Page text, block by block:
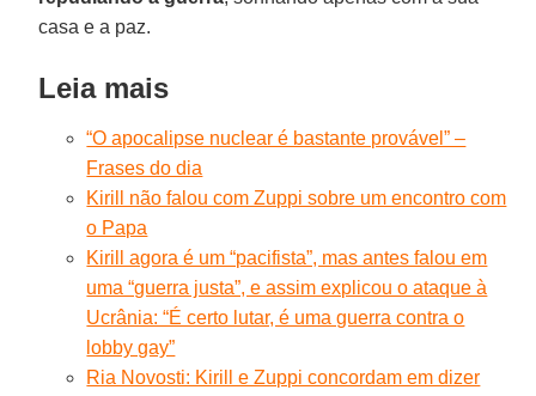
casa e a paz.
Leia mais
“O apocalipse nuclear é bastante provável” –
Frases do dia
Kirill não falou com Zuppi sobre um encontro com
o Papa
Kirill agora é um “pacifista”, mas antes falou em
uma “guerra justa”, e assim explicou o ataque à
Ucrânia: “É certo lutar, é uma guerra contra o
lobby gay”
Ria Novosti: Kirill e Zuppi concordam em dizer